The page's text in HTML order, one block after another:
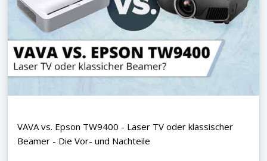
VAVA vs. Epson TW9400 - Laser TV oder klassischer
Beamer - Die Vor- und Nachteile